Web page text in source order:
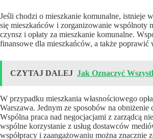
Jeśli chodzi o mieszkanie komunalne, istnieje
się mieszkańców i zorganizowanie wspólnoty
czynsz i opłaty za mieszkanie komunalne.
finansowe dla mieszkańców, a także
CZYTAJ DALEJ Jak Oznaczyć
W przypadku mieszkania własnościowego
Warszawa. Jednym ze sposobów na
Wspólna praca nad negocjacjami z zarządcą
wspólne korzystanie z usług dostawców
współpracy i zaangażowaniu można